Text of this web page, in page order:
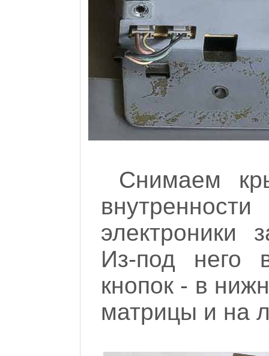
Снимаем
электроники
Из-под него
кнопок - в
матрицы и на